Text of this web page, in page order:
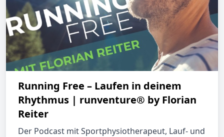
Running Free – Laufen in deinem
Rhythmus | runventure® by Florian
Reiter
Der Podcast mit Sportphysiotherapeut, Lauf- und